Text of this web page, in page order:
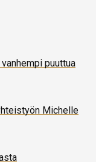
puuttua
Michelle